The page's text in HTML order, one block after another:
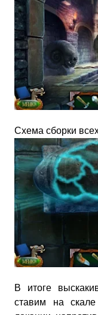
Схема сборки
В итоге
ставим на